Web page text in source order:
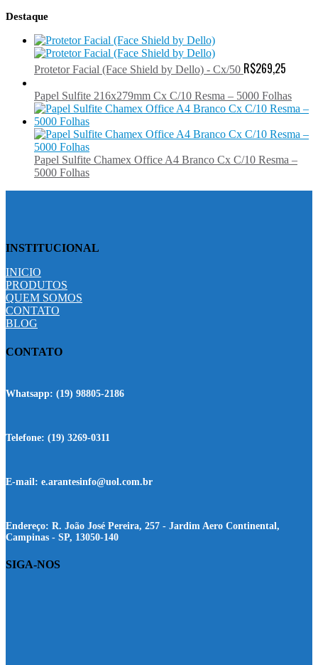
Destaque
Protetor Facial (Face Shield by Dello) - Cx/50 R$269,25
Papel Sulfite 216x279mm Cx C/10 Resma – 5000 Folhas
Papel Sulfite Chamex Office A4 Branco Cx C/10 Resma –
5000 Folhas
INSTITUCIONAL
INICIO
PRODUTOS
QUEM SOMOS
CONTATO
BLOG
CONTATO
Whatsapp: (19) 98805-2186
Telefone: (19) 3269-0311
E-mail: e.arantesinfo@uol.com.br
Endereço: R. João José Pereira, 257 - Jardim Aero Continental,
Campinas - SP, 13050-140
SIGA-NOS